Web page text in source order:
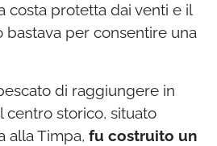
costa protetta dai venti e il
per consentire una
di raggiungere in
centro storico, situato
alla Timpa, fu costruito un